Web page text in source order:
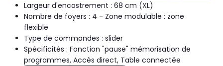
Largeur d'encastrement : 68 cm (XL)
Nombre de foyers : 4 - Zone modulable : zone
flexible
Type de commandes : slider
Spécificités : Fonction "pause" mémorisation de
programmes, Accès direct, Table connectée